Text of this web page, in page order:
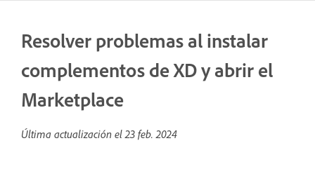
Resolver problemas al instalar
complementos de XD y abrir el
Marketplace
Última actualización el23 feb. 2024